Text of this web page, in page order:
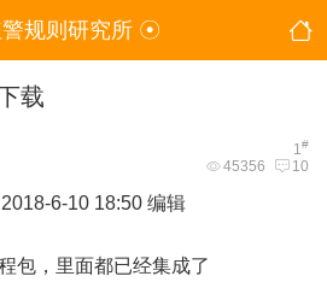
规则研究所 ☉
载
1#
45356 10
6-10 18:50 编辑
包，里面都已经集成了